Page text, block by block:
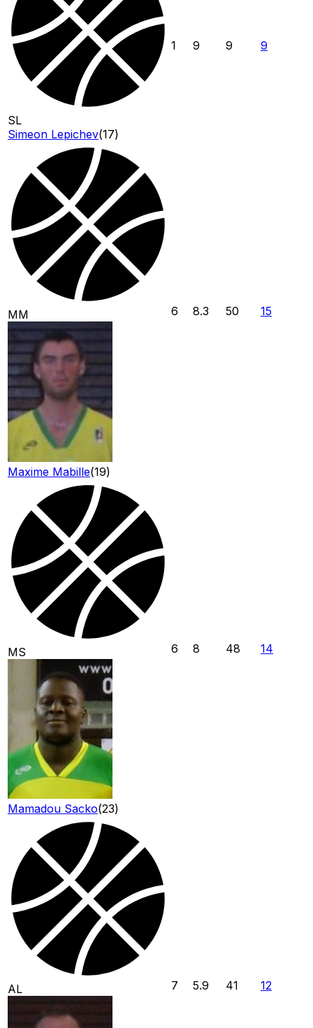
SL
Simeon Lepichev(17)
1 9 9 9
MM
Maxime Mabille(19)
6 8.3 50 15
MS
Mamadou Sacko(23)
6 8 48 14
AL 7 5.9 41 12